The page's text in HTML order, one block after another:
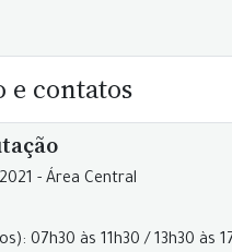
e contatos
- Área Central
07h30 às 11h30 / 13h30 às